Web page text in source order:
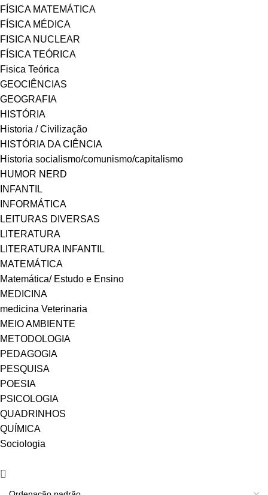
FÍSICA MATEMÁTICA
FÍSICA MÉDICA
FISICA NUCLEAR
FÍSICA TEÓRICA
Fisica Teórica
GEOCIÊNCIAS
GEOGRAFIA
HISTÓRIA
Historia / Civilização
HISTÓRIA DA CIÊNCIA
Historia socialismo/comunismo/capitalismo
HUMOR NERD
INFANTIL
INFORMÁTICA
LEITURAS DIVERSAS
LITERATURA
LITERATURA INFANTIL
MATEMÁTICA
Matemática/ Estudo e Ensino
MEDICINA
medicina Veterinaria
MEIO AMBIENTE
METODOLOGIA
PEDAGOGIA
PESQUISA
POESIA
PSICOLOGIA
QUADRINHOS
QUÍMICA
Sociologia